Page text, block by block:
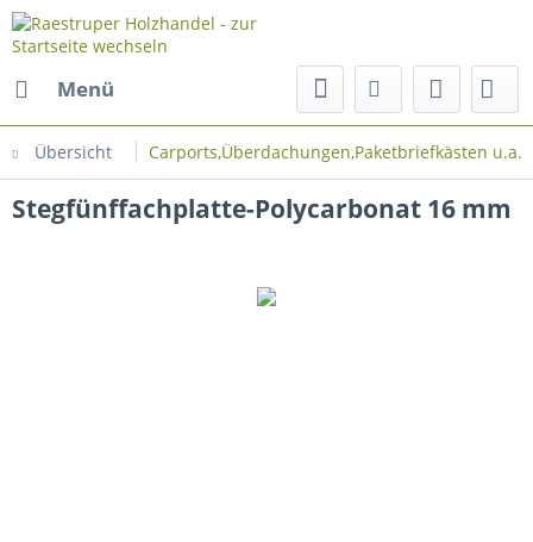
Menü
Übersicht Carports,Überdachungen,Paketbriefkästen u.a.
Stegfünffachplatte-Polycarbonat 16 mm